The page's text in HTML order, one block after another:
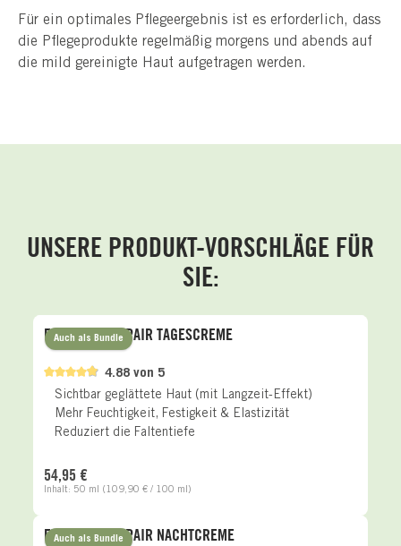
Für ein optimales Pflegeergebnis ist es erforderlich, dass
die Pflegeprodukte regelmäßig morgens und abends auf
die mild gereinigte Haut aufgetragen werden.
UNSERE PRODUKT-VORSCHLÄGE FÜR
SIE:
Produktgalerie überspringen
Auch als Bundle
4.88 von 5
EXCLUSIVE REPAIR TAGESCREME
Sichtbar geglättete Haut (mit Langzeit-Effekt)
Mehr Feuchtigkeit, Festigkeit & Elastizität
Reduziert die Faltentiefe
Inhalt: 50 ml (109,90 € / 100 ml)
54,95 €
Auch als Bundle
EXCLUSIVE REPAIR NACHTCREME